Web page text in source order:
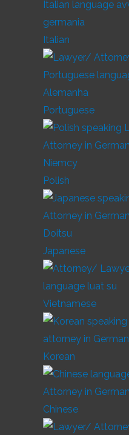
Italian
Portuguese
Polish
Japanese
Vietnamese
Korean
Chinese